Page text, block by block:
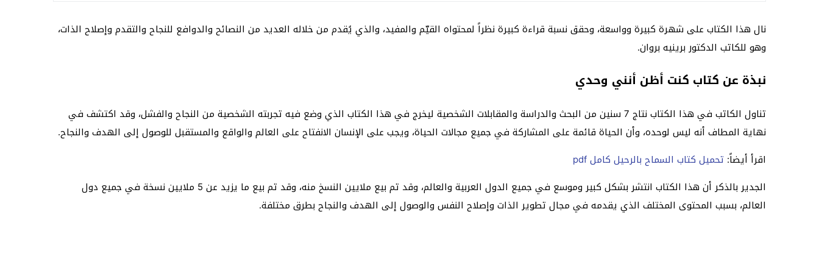
نال هذا الكتاب على شهرة كبيرة وواسعة، وحقق نسبة قراءة كبيرة نظراً لمحتواه القيّم والمفيد، والذي يُقدم من خلاله العديد من النصائح والدوافع للنجاح والتقدم وإصلاح الذات،
وهو للكاتب الدكتور برينيه بروان.
نبذة عن كتاب كنت أظن أنني وحدي
تناول الكاتب في هذا الكتاب نتاج 7 سنين من البحث والدراسة والمقابلات الشخصية ليخرج في هذا الكتاب الذي وضع فيه تجربته الشخصية من النجاح والفشل، وقد اكتشف في
نهاية المطاف أنه ليس لوحده، وأن الحياة قائمة على المشاركة في جميع مجالات الحياة، ويجب على الإنسان الانفتاح على العالم والواقع والمستقبل للوصول إلى الهدف والنجاح.
اقرأ أيضاً: تحميل كتاب السماح بالرحيل كامل pdf
الجدير بالذكر أن هذا الكتاب انتشر بشكل كبير وموسع في جميع الدول العربية والعالم، وقد تم بيع ملايين النسخ منه، وقد تم بيع ما يزيد عن 5 ملايين نسخة في جميع دول
العالم، بسبب المحتوى المختلف الذي يقدمه في مجال تطوير الذات وإصلاح النفس والوصول إلى الهدف والنجاح بطرق مختلفة.